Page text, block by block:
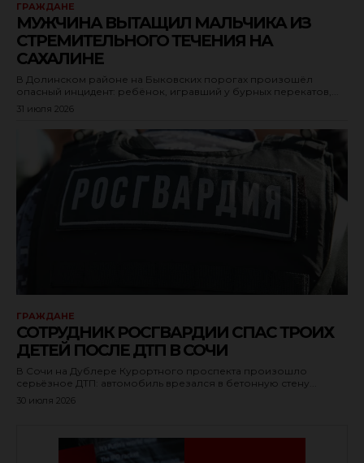
ГРАЖДАНЕ
МУЖЧИНА ВЫТАЩИЛ МАЛЬЧИКА ИЗ
СТРЕМИТЕЛЬНОГО ТЕЧЕНИЯ НА
САХАЛИНЕ
В Долинском районе на Быковских порогах произошёл
опасный инцидент: ребёнок, игравший у бурных перекатов,...
31 июля 2026
ГРАЖДАНЕ
СОТРУДНИК РОСГВАРДИИ СПАС ТРОИХ
ДЕТЕЙ ПОСЛЕ ДТП В СОЧИ
В Сочи на Дублере Курортного проспекта произошло
серьёзное ДТП: автомобиль врезался в бетонную стену...
30 июля 2026